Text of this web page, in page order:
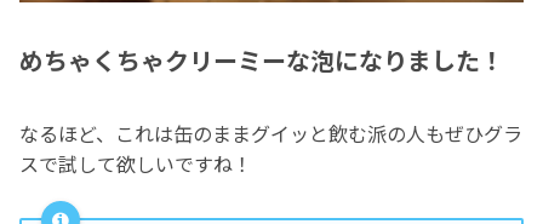
めちゃくちゃクリーミーな泡になりました！
なるほど、これは缶のままグイッと飲む派の人もぜひグラ
スで試して欲しいですね！